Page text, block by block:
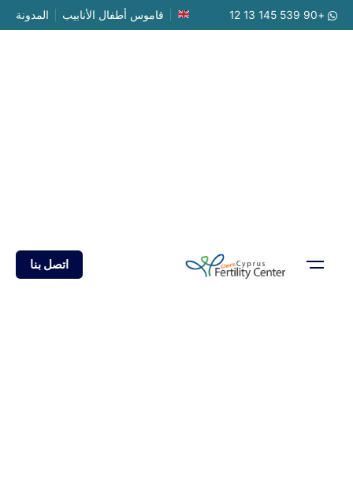
Skip
to
+90 539 145 13 12 المدونة قاموس أطفال الأنابيب
اتصل بنا